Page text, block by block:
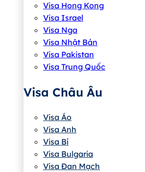
Visa Hong Kong
Visa Israel
Visa Nga
Visa Nhật Bản
Visa Pakistan
Visa Trung Quốc
Visa Châu Âu
Visa Áo
Visa Anh
Visa Bỉ
Visa Bulgaria
Visa Đan Mạch